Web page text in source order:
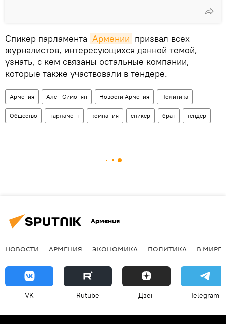
Спикер парламента Армении призвал всех
журналистов, интересующихся данной темой,
узнать, с кем связаны остальные компании,
которые также участвовали в тендере.
Армения Ален Симонян Новости Армения Политика
Общество парламент компания спикер брат тендер
Армения
НОВОСТИ АРМЕНИЯ ЭКОНОМИКА ПОЛИТИКА В МИРЕ
VK Rutube Дзен Telegram